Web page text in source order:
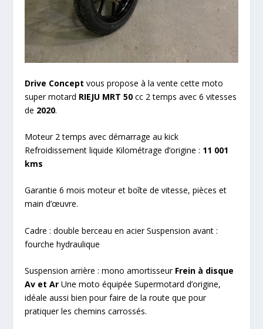
Drive Concept vous propose à la vente cette moto
super motard RIEJU MRT 50 cc 2 temps avec 6 vitesses
de 2020.
Moteur 2 temps avec démarrage au kick
Refroidissement liquide Kilométrage d’origine : 11 001
kms
Garantie 6 mois moteur et boîte de vitesse, pièces et
main d’œuvre.
Cadre : double berceau en acier Suspension avant :
fourche hydraulique
Suspension arrière : mono amortisseur Frein à disque
Av et Ar Une moto équipée Supermotard d’origine,
idéale aussi bien pour faire de la route que pour
pratiquer les chemins carrossés.